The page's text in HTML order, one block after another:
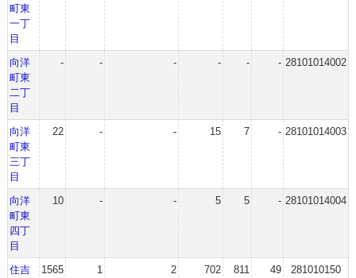
町東
一丁
目
向洋
町東
二丁
目
- - - - - - 28101014002
向洋
町東
三丁
目
22 - - 15 7 - 28101014003
向洋
町東
四丁
目
10 - - 5 5 - 28101014004
住吉
1565 1 2 702 811 49 281010150